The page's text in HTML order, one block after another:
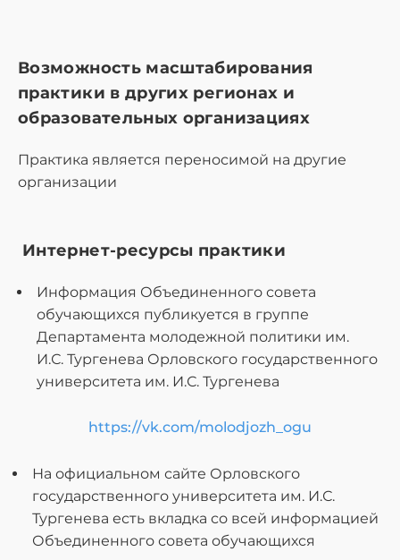
Возможность масштабирования
практики в других регионах и
образовательных организациях
Практика является переносимой на другие
организации
Интернет-ресурсы практики
Информация Объединенного совета
обучающихся публикуется в группе
Департамента молодежной политики им.
И.С. Тургенева Орловского государственного
университета им. И.С. Тургенева
https://vk.com/molodjozh_ogu
На официальном сайте Орловского
государственного университета им. И.С.
Тургенева есть вкладка со всей информацией
Объединенного совета обучающихся